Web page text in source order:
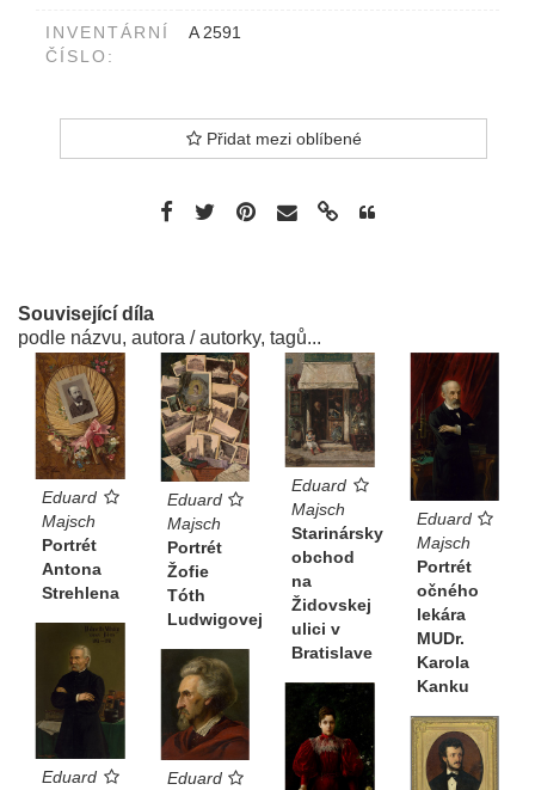
INVENTÁRNÍ
ČÍSLO:
A 2591
Přidat mezi oblíbené
Související díla
podle názvu, autora / autorky, tagů...
Eduard
Majsch
Portrét
Antona
Strehlena
Eduard
Majsch
Portrét
Žofie
Tóth
Ludwigovej
Eduard
Majsch
Starinársky
obchod
na
Židovskej
ulici v
Bratislave
Eduard
Majsch
Portrét
očného
lekára
MUDr.
Karola
Kanku
Eduard
Eduard